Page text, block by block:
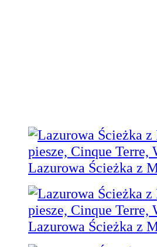
Lazurowa Ścieżka z
Lazurowa Ścieżka z